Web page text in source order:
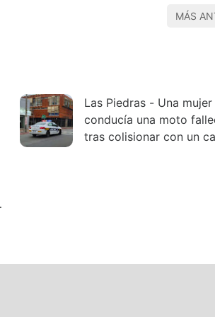
MÁS
Las Piedras - Una
conducía una moto
tras colisionar con un